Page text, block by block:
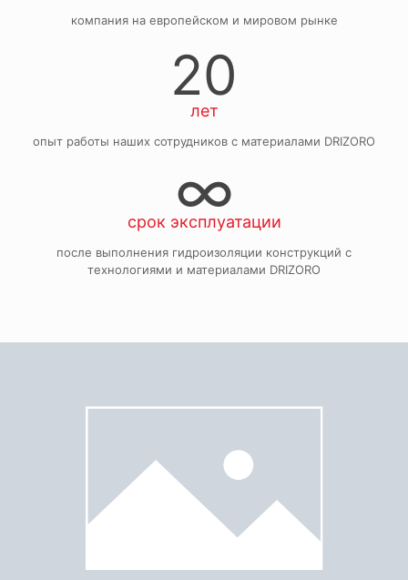
компания на европейском и мировом рынке
20
лет
опыт работы наших сотрудников с материалами DRIZORO
∞
срок эксплуатации
после выполнения гидроизоляции конструкций с
технологиями и материалами DRIZORO